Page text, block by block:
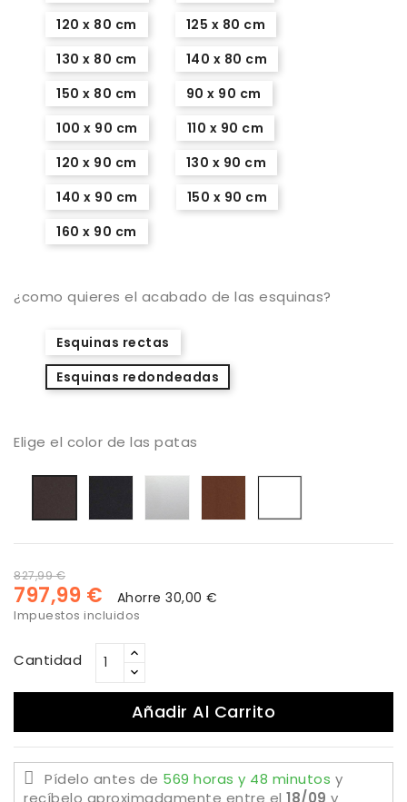
120 x 80 cm
125 x 80 cm
130 x 80 cm
140 x 80 cm
150 x 80 cm
90 x 90 cm
100 x 90 cm
110 x 90 cm
120 x 90 cm
130 x 90 cm
140 x 90 cm
150 x 90 cm
160 x 90 cm
¿como quieres el acabado de las esquinas?
Esquinas rectas
Esquinas redondeadas
Elige el color de las patas
Óxido
827,99 €
797,99 € Ahorre 30,00 €
Impuestos incluidos
Cantidad
Añadir Al Carrito
Pídelo antes de 569 horas y 48 minutos y
recíbelo aproximadamente entre el 18/09 y